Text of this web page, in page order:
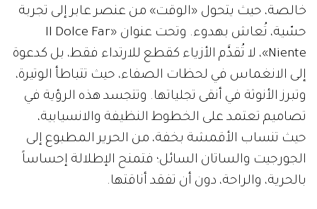
خالصة، حيث يتحول «الوقت» من عنصر عابر إلى تجربة
حسّية، تُعاش بهدوء. وتحت عنوان «Il Dolce Far
Niente»، لا تُقدَّم الأزياء كقطع للارتداء فقط، بل كدعوة
إلى الانغماس في لحظات الصفاء، حيث تتباطأ الوتيرة،
وتبرز الأنوثة في أنقى تجلياتها. وتتجسد هذه الرؤية في
تصاميم تعتمد على الخطوط النظيفة والانسيابية،
حيث تنساب الأقمشة بخفة، من الحرير المطبوع إلى
الجورجيت والساتان السائل؛ فتمنح الإطلالة إحساساً
بالحرية، والراحة، دون أن تفقد أناقتها.